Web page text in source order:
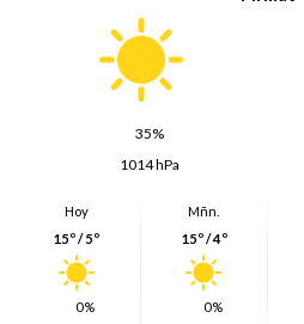
35%
1014 hPa
Hoy
15º / 5º
0%
Mñn.
15º / 4º
0%